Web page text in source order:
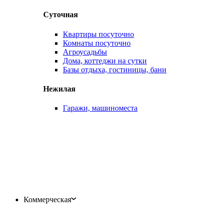
Суточная
Квартиры посуточно
Комнаты посуточно
Агроусадьбы
Дома, коттеджи на сутки
Базы отдыха, гостиницы, бани
Нежилая
Гаражи, машиноместа
Коммерческая